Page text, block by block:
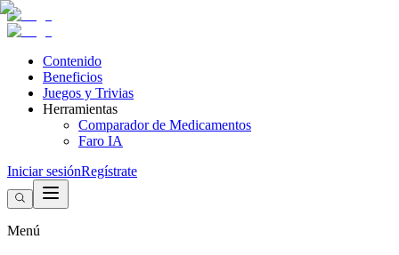
Contenido
Beneficios
Juegos y Trivias
Herramientas
Comparador de Medicamentos
Faro IA
Iniciar sesiónRegístrate
Menú